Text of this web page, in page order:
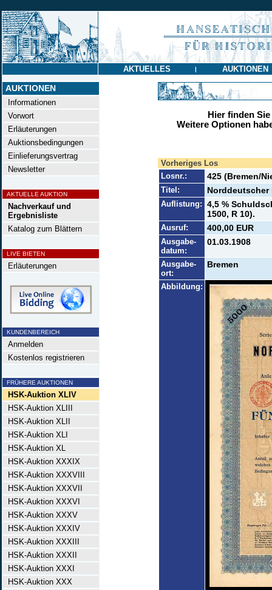
AKTUELLES | AUKTIONEN
AUKTIONEN
Informationen
Vorwort
Erläuterungen
Auktionsbedingungen
Einlieferungsvertrag
Newsletter
AKTUELLE AUKTION
Nachverkauf und
Ergebnisliste
Katalog zum Blättern
LIVE BIETEN
Erläuterungen
KUNDENBEREICH
Anmelden
Kostenlos registrieren
FRÜHERE AUKTIONEN
HSK-Auktion XLIV
HSK-Auktion XLIII
HSK-Auktion XLII
HSK-Auktion XLI
HSK-Auktion XL
HSK-Auktion XXXIX
HSK-Auktion XXXVIII
HSK-Auktion XXXVII
HSK-Auktion XXXVI
HSK-Auktion XXXV
HSK-Auktion XXXIV
HSK-Auktion XXXIII
HSK-Auktion XXXII
HSK-Auktion XXXI
HSK-Auktion XXX
Hier finden
Weitere Optionen
Vorheriges Los
Losnr.:
425 (Bremen/
Titel: Norddeutscher
Auflistung: 4,5 %
1500, R 10).
Ausruf: 400,00 EUR
Ausgabe-
datum:
01.03.1908
Ausgabe-
ort:
Bremen
Abbildung: